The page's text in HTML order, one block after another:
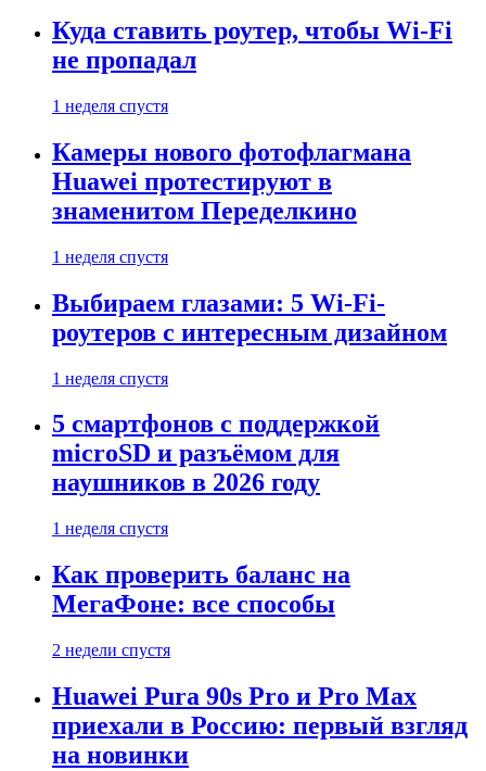
Куда ставить роутер, чтобы Wi-Fi
не пропадал
1 неделя спустя
Камеры нового фотофлагмана
Huawei протестируют в
знаменитом Переделкино
1 неделя спустя
Выбираем глазами: 5 Wi-Fi-
роутеров с интересным дизайном
1 неделя спустя
5 смартфонов с поддержкой
microSD и разъёмом для
наушников в 2026 году
1 неделя спустя
Как проверить баланс на
МегаФоне: все способы
2 недели спустя
Huawei Pura 90s Pro и Pro Max
приехали в Россию: первый взгляд
на новинки